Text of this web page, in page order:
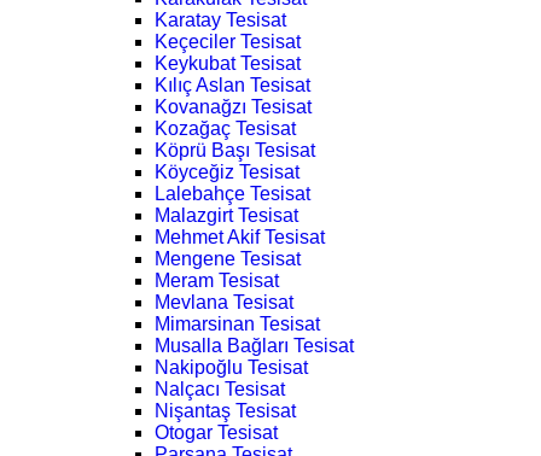
Karatay Tesisat
Keçeciler Tesisat
Keykubat Tesisat
Kılıç Aslan Tesisat
Kovanağzı Tesisat
Kozağaç Tesisat
Köprü Başı Tesisat
Köyceğiz Tesisat
Lalebahçe Tesisat
Malazgirt Tesisat
Mehmet Akif Tesisat
Mengene Tesisat
Meram Tesisat
Mevlana Tesisat
Mimarsinan Tesisat
Musalla Bağları Tesisat
Nakipoğlu Tesisat
Nalçacı Tesisat
Nişantaş Tesisat
Otogar Tesisat